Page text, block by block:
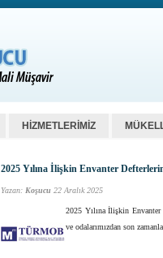
HİZMETLERİMİZ
2025 Yılına İlişkin Envanter
Yazan: Koşucu 22 Aralık 2025
2025 Yılına İlişkin
ve odalarımızdan son